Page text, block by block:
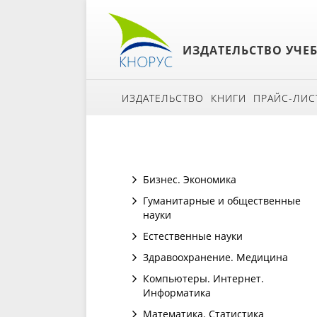
ИЗДАТЕЛЬСТВО
ИЗДАТЕЛЬСТВО КНИГИ ПРАЙС-
Бизнес. Экономика
Гуманитарные и общественные
науки
Естественные науки
Здравоохранение. Медицина
Компьютеры. Интернет.
Информатика
Математика. Статистика